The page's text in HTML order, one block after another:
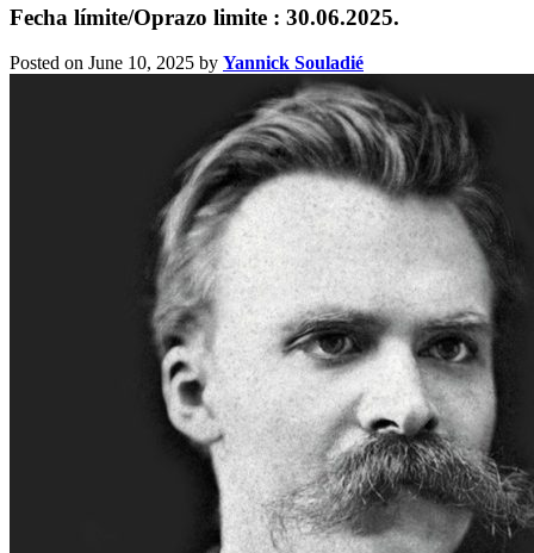
Fecha límite/Oprazo limite : 30.06.2025.
Posted on June 10, 2025 by Yannick Souladié